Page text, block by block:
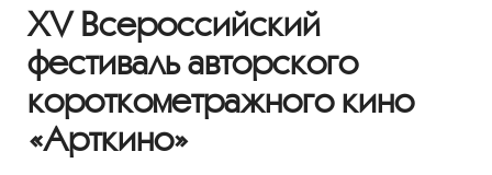
XV Всероссийский
фестиваль авторского
короткометражного кино
«Арткино»